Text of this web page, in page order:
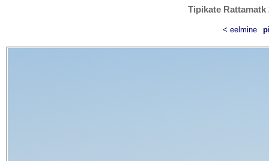
Tipikate Rattamatk
< eelmine